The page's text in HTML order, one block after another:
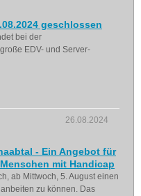
geschlossen
bei der
EDV- und Server-
26.08.2024
- Ein Angebot für
mit Handicap
ab Mittwoch, 5. August einen
zu können. Das